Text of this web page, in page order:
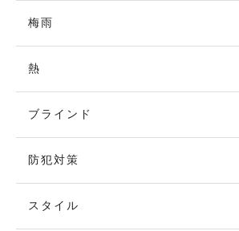
梅雨
熱
ブラインド
防犯対策
スタイル